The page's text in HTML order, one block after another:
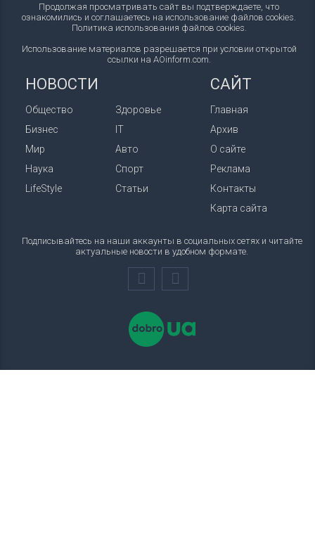
Продолжая просматривать сайт вы подтверждаете, что
ознакомились и соглашаетесь на использование файлов cookies.
Политика использования файлов cookies.
Использование материалов разрешается при условии открытой
ссылки на AOinform.com.
НОВОСТИ
Общество
Бизнес
Мир
Наука
LifeStyle
Здоровье
IT
Авто
Спорт
Статьи
САЙТ
Главная
Архив
О сайте
Реклама
Контакты
Карта сайта
Подписывайтесь на наши аккаунты в социальных сетях и читайте
актуальные новости в удобном формате.